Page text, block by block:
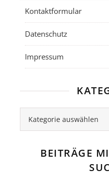
Kontaktformular
Datenschutz
Impressum
BEITRÄGE